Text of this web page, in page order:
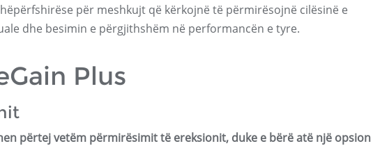
për meshkujt që kërkojnë të përmirësojnë cilësinë e
dhe besimin e përgjithshëm në performancën e tyre.
Plus
përtej vetëm përmirësimit të ereksionit, duke e bërë atë një opsion